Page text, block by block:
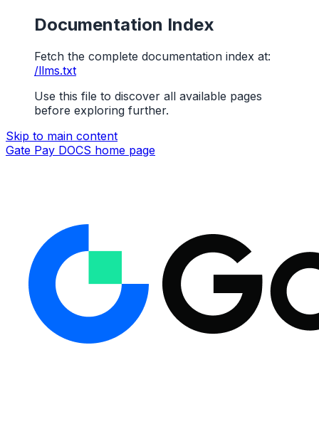
Documentation Index
Fetch the complete documentation index at:
/llms.txt
Use this file to discover all available pages
before exploring further.
Skip to main content
Gate Pay DOCS home page